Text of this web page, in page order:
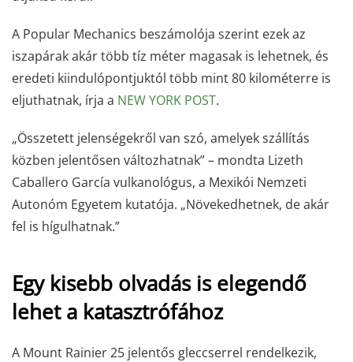
A Popular Mechanics beszámolója szerint ezek az
iszapárak akár több tíz méter magasak is lehetnek, és
eredeti kiindulópontjuktól több mint 80 kilométerre is
eljuthatnak, írja a NEW YORK POST.
„Összetett jelenségekről van szó, amelyek szállítás
közben jelentősen változhatnak” – mondta Lizeth
Caballero García vulkanológus, a Mexikói Nemzeti
Autonóm Egyetem kutatója. „Növekedhetnek, de akár
fel is hígulhatnak.”
Egy kisebb olvadás is elegendő
lehet a katasztrófához
A Mount Rainier 25 jelentős gleccserrel rendelkezik,